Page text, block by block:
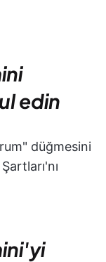
edin
düğmesini